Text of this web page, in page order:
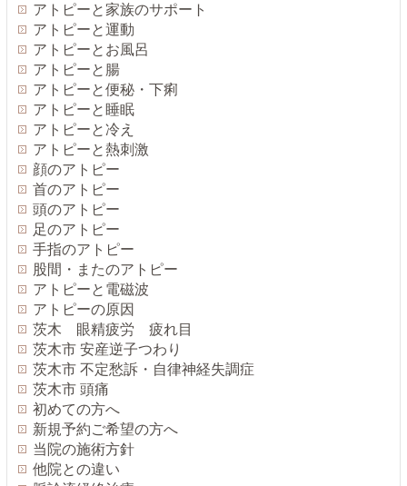
アトピーと家族のサポート
アトピーと運動
アトピーとお風呂
アトピーと腸
アトピーと便秘・下痢
アトピーと睡眠
アトピーと冷え
アトピーと熱刺激
顔のアトピー
首のアトピー
頭のアトピー
足のアトピー
手指のアトピー
股間・またのアトピー
アトピーと電磁波
アトピーの原因
茨木 眼精疲労 疲れ目
茨木市 安産逆子つわり
茨木市 不定愁訴・自律神経失調症
茨木市 頭痛
初めての方へ
新規予約ご希望の方へ
当院の施術方針
他院との違い